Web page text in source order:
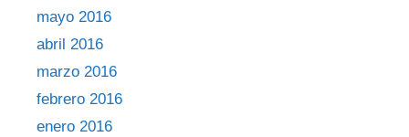
mayo 2016
abril 2016
marzo 2016
febrero 2016
enero 2016